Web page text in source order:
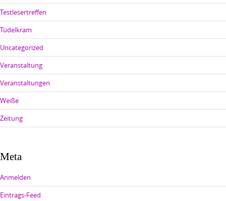
Testlesertreffen
Tüdelkram
Uncategorized
Veranstaltung
Veranstaltungen
Weiße
Zeitung
Meta
Anmelden
Eintrags-Feed